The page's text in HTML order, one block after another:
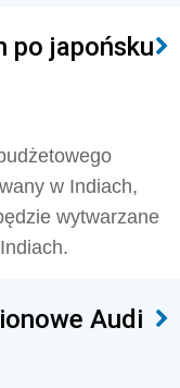
po japońsku
w Indiach,
wytwarzane
Audi